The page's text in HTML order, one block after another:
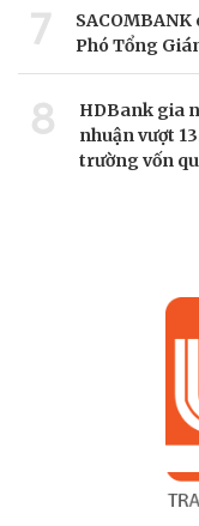
7
Phó Tổng
8
HDBank gia
nhuận vượt
trường vốn